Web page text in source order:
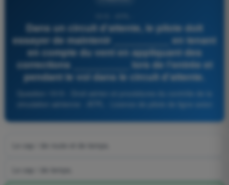
Dans un circuit d'attente, le pilote doit
essayer de maintenir __________ en tenant
en compte du vent en appliquant des
corrections __________ lors de l'entrée et
pendant le vol dans le circuit d'attente.